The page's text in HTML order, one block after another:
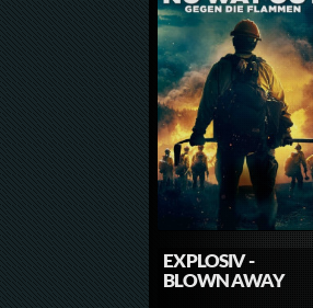
EXPLOSIV -
BLOWN AWAY